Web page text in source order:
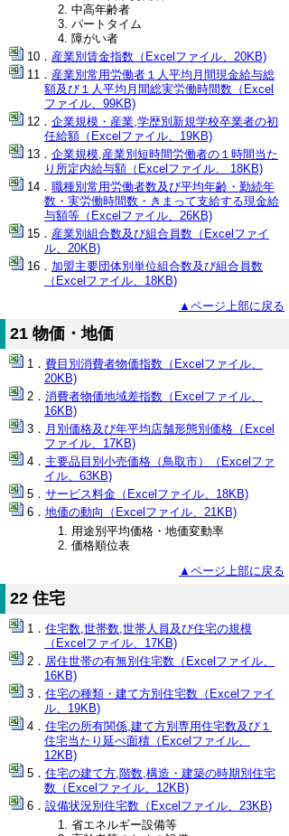
中高年齢者
パートタイム
障がい者
産業別賃金指数（Excelファイル、20KB)
産業別常用労働者１人平均月間現金給与総
額及び１人平均月間総実労働時間数（Excel
ファイル、99KB)
企業規模・産業,学歴別新規学校卒業者の初
任給額（Excelファイル、19KB)
企業規模,産業別短時間労働者の１時間当た
り所定内給与額（Excelファイル、 18KB)
職種別常用労働者数及び平均年齢・勤続年
数・実労働時間数・きまって支給する現金給
与額等（Excelファイル、26KB)
産業別組合数及び組合員数（Excelファイ
ル、20KB)
加盟主要団体別単位組合数及び組合員数
（Excelファイル、18KB)
▲ページ上部に戻る
21 物価・地価
費目別消費者物価指数（Excelファイル、
20KB)
消費者物価地域差指数（Excelファイル、
16KB)
月別価格及び年平均店舗形態別価格（Excel
ファイル、17KB)
主要品目別小売価格（鳥取市）（Excelファ
イル、63KB)
サービス料金（Excelファイル、18KB)
地価の動向（Excelファイル、21KB)
用途別平均価格・地価変動率
価格順位表
▲ページ上部に戻る
22 住宅
住宅数,世帯数,世帯人員及び住宅の規模
（Excelファイル、17KB)
居住世帯の有無別住宅数（Excelファイル、
16KB)
住宅の種類・建て方別住宅数（Excelファイ
ル、19KB)
住宅の所有関係,建て方別専用住宅数及び１
住宅当たり延べ面積（Excelファイル、
12KB)
住宅の建て方,階数,構造・建築の時期別住宅
数（Excelファイル、12KB)
設備状況別住宅数（Excelファイル、23KB)
省エネルギー設備等